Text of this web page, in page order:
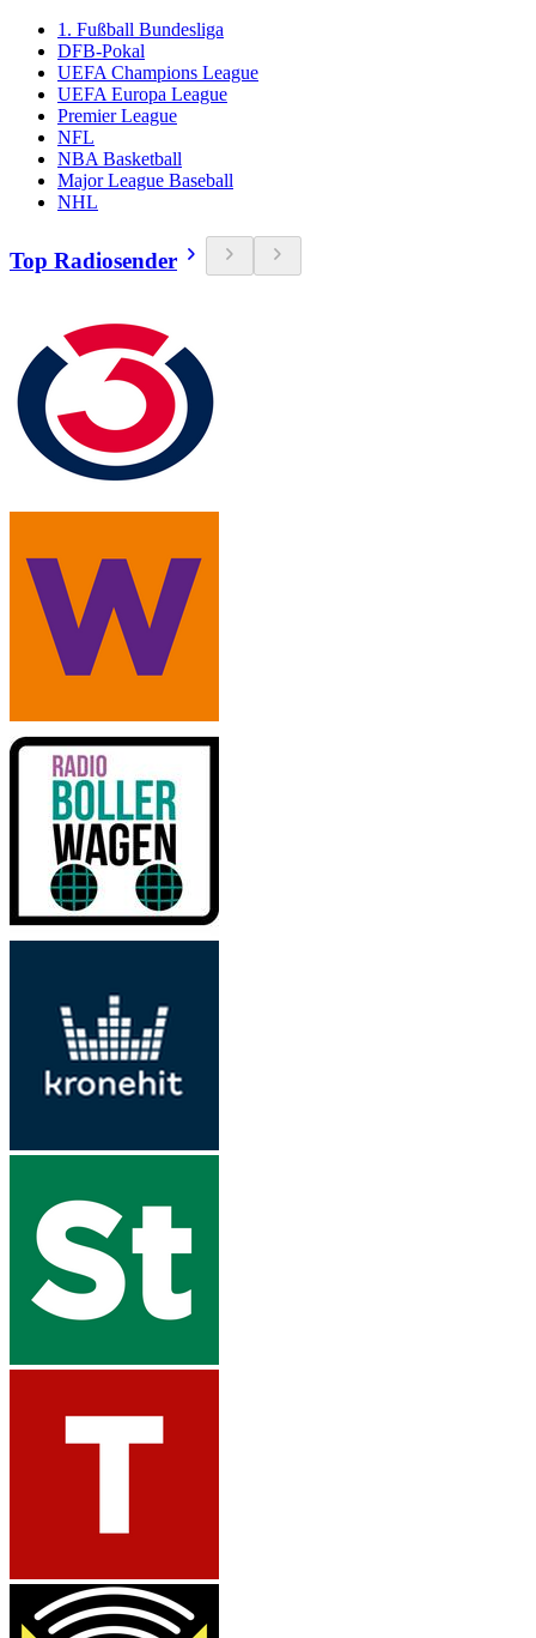
1. Fußball Bundesliga
DFB-Pokal
UEFA Champions League
UEFA Europa League
Premier League
NFL
NBA Basketball
Major League Baseball
NHL
Top Radiosender